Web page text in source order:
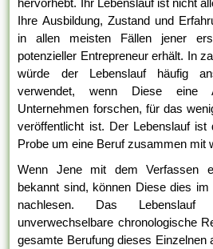
hervorhebt. Ihr Lebenslauf ist nicht
Ihre Ausbildung, Zustand und
in allen meisten Fällen jener
potenzieller Entrepreneur erhält. In
würde der Lebenslauf häufig
verwendet, wenn Diese eine
Unternehmen forschen, für das
veröffentlicht ist. Der Lebenslauf
Probe um eine Beruf zusammen mit
Wenn Jene mit dem Verfassen
bekannt sind, können Diese dies
nachlesen. Das
unverwechselbare chronologische
gesamte Berufung dieses Einzelnen